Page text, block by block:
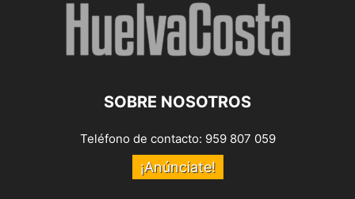
SOBRE NOSOTROS
Teléfono de contacto: 959 807 059
¡Anúnciate!